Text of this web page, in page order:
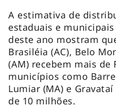
A estimativa de
estaduais e
deste ano mostram
Brasiléia (AC), Belo
(AM) recebem mais de
municípios como
Lumiar (MA) e
de 10 milhões.